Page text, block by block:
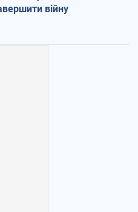
війну